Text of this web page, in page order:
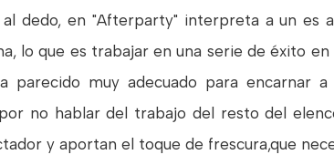
dedo, en "Afterparty" interpreta a un es
lo que es trabajar en una serie de éxito
parecido muy adecuado para encarnar
no hablar del trabajo del resto del
y aportan el toque de frescura,que